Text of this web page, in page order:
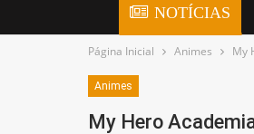
NOTÍCIAS
Página Inicial Animes My
Animes
My Hero